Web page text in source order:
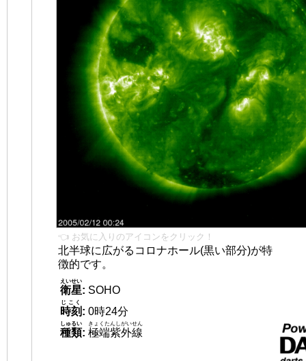
👈 お気に入りのアイコンをクリック！
北半球に広がるコロナホール(黒い部分)が特
徴的です。
衛星
えいせい
: SOHO
時刻
じこく
: 0時24分
種類
しゅるい
: 極端紫外線
きょくたんしがいせん